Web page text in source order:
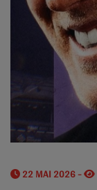
22 MAI 2026 -